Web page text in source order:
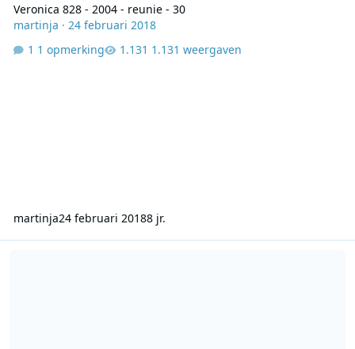
Veronica 828 - 2004 - reunie - 30
martinja · 24 februari 2018
1 opmerking
1.131 weergaven
martinja24 februari 20188 jr.